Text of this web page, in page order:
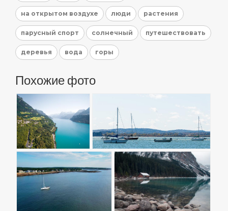
на открытом воздухе люди растения
парусный спорт солнечный путешествовать
деревья вода горы
Похожие фото